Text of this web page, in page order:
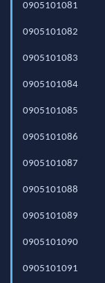
0905101081
0905101082
0905101083
0905101084
0905101085
0905101086
0905101087
0905101088
0905101089
0905101090
0905101091